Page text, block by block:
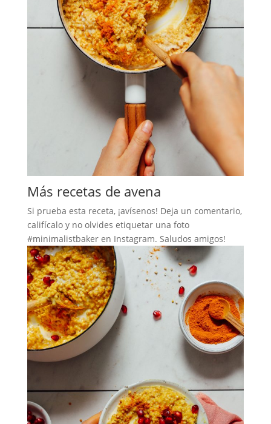
Más recetas de avena
Si prueba esta receta, ¡avísenos! Deja un comentario,
califícalo y no olvides etiquetar una foto
#minimalistbaker en Instagram. Saludos amigos!